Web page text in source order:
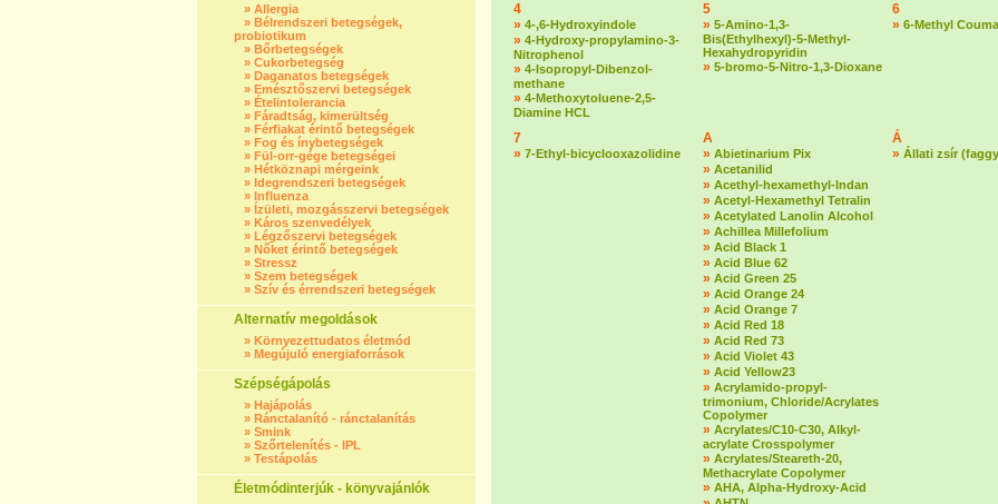
» Allergia
» Bélrendszeri betegségek,
probiotikum
» Bőrbetegségek
» Cukorbetegség
» Daganatos betegségek
» Emésztőszervi betegségek
» Ételintolerancia
» Fáradtság, kimerültség
» Férfiakat érintő betegségek
» Fog és ínybetegségek
» Fül-orr-gége betegségei
» Hétköznapi mérgeink
» Idegrendszeri betegségek
» Influenza
» Ízületi, mozgásszervi betegségek
» Káros szenvedélyek
» Légzőszervi betegségek
» Nőket érintő betegségek
» Stressz
» Szem betegségek
» Szív és érrendszeri betegségek
Alternatív megoldások
» Környezettudatos életmód
» Megújuló energiaforrások
Szépségápolás
» Hajápolás
» Ránctalanító - ránctalanítás
» Smink
» Szőrtelenítés - IPL
» Testápolás
Életmódinterjúk - könyvajánlók
4
» 4-,6-Hydroxyindole
» 4-Hydroxy-propylamino-3-
Nitrophenol
» 4-Isopropyl-Dibenzol-
methane
» 4-Methoxytoluene-2,5-
Diamine HCL
5
» 5-Amino-1,3-
Bis(Ethylhexyl)-5-Methyl-
Hexahydropyridin
» 5-bromo-5-Nitro-1,3-Dioxane
6
» 6-Methyl
7
» 7-Ethyl-bicyclooxazolidine
A
» Abietinarium Pix
» Acetanilid
» Acethyl-hexamethyl-Indan
» Acetyl-Hexamethyl Tetralin
» Acetylated Lanolin Alcohol
» Achillea Millefolium
» Acid Black 1
» Acid Blue 62
» Acid Green 25
» Acid Orange 24
» Acid Orange 7
» Acid Red 18
» Acid Red 73
» Acid Violet 43
» Acid Yellow23
» Acrylamido-propyl-
trimonium, Chloride/Acrylates
Copolymer
» Acrylates/C10-C30, Alkyl-
acrylate Crosspolymer
» Acrylates/Steareth-20,
Methacrylate Copolymer
» AHA, Alpha-Hydroxy-Acid
Á
» Állati zsír